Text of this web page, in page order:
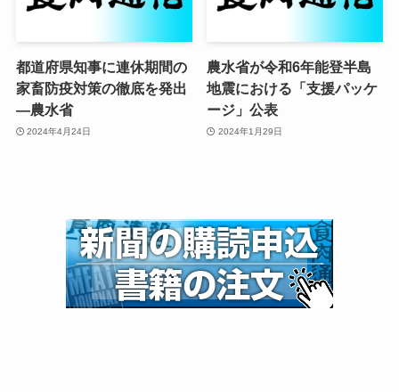
都道府県知事に連休期間の
家畜防疫対策の徹底を発出
—農水省
2024年4月24日
農水省が令和6年能登半島
地震における「支援パッケ
ージ」公表
2024年1月29日